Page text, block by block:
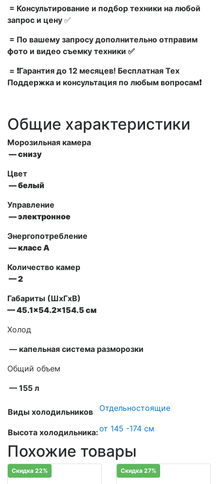
= Консультирование и подбор техники на любой
запрос и цену ✅
= По вашему запросу дополнительно отправим
фото и видео съемку техники ✅
= ❗Гарантия до 12 месяцев! Бесплатная Тех
Поддержка и консультация по любым вопросам❗
Общие характеристики
Морозильная камера
— снизу
Цвет
— белый
Управление
—электронное
Энергопотребление
— класс А
Количество камер
— 2
Габариты (ШxГxВ)
— 45.1×54.2×154.5 см
Холод
— капельная система разморозки
Общий объем
— 155 л
Виды холодильников Отдельностоящие
Высота холодильника:от 145 -174 см
Похожие товары
Скидка 22% Скидка 27%